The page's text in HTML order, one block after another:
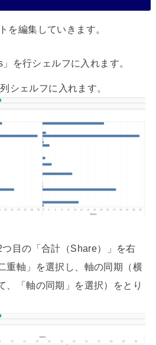
を編集していきます。
を行シェルフに入れます。
シェルフに入れます。
目の「合計（Share）」を右
重軸」を選択し、軸の同期（横
、「軸の同期」を選択）をとり